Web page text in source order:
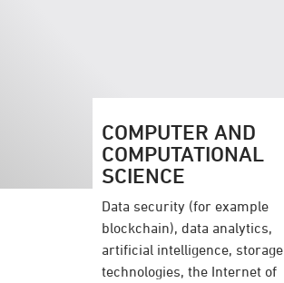
COMPUTER AND
COMPUTATIONAL
SCIENCE
Data security (for example
blockchain), data analytics,
artificial intelligence, storage
technologies, the Internet of